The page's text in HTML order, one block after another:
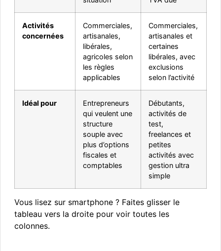
Activités
concernées
Commerciales,
artisanales,
libérales,
agricoles selon
les règles
applicables
Commerciales,
artisanales et
certaines
libérales, avec
exclusions
selon l’activité
Idéal pour
Entrepreneurs
qui veulent une
structure
souple avec
plus d’options
fiscales et
comptables
Débutants,
activités de
test,
freelances et
petites
activités avec
gestion ultra
simple
Vous lisez sur smartphone ? Faites glisser le
tableau vers la droite pour voir toutes les
colonnes.